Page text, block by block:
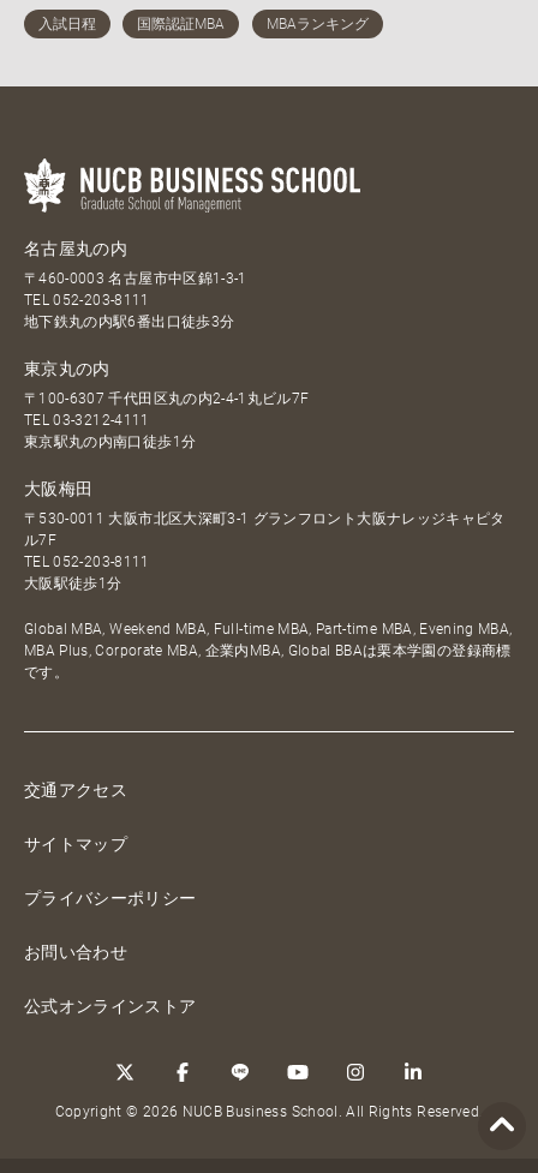
名古屋丸の内
〒460-0003 名古屋市中区錦1-3-1
TEL052-203-8111
地下鉄丸の内駅6番出口徒歩3分
東京丸の内
〒100-6307 千代田区丸の内2-4-1丸ビル7F
TEL03-3212-4111
東京駅丸の内南口徒歩1分
大阪梅田
〒530-0011 大阪市北区大深町3-1 グランフロント大阪ナレッジキャピタ
ル7F
TEL052-203-8111
大阪駅徒歩1分
Global MBA, Weekend MBA, Full-time MBA, Part-time MBA, Evening MBA,
MBA Plus, Corporate MBA, 企業内MBA, Global BBAは栗本学園の登録商標
です。
交通アクセス
サイトマップ
プライバシーポリシー
お問い合わせ
公式オンラインストア
Copyright © 2026 NUCB Business School. All Rights Reserved.